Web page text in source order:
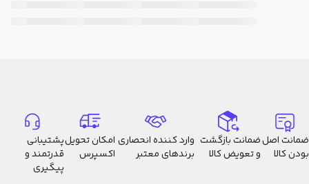
ضمانت اصل
بودن کالا
ضمانت بازگشت
و تعویض کالا
وارد کننده انحصاری
برندهای معتبر
امکان تحویل
اکسپرس
پشتیبانی
قدرتمند و
پیگیری